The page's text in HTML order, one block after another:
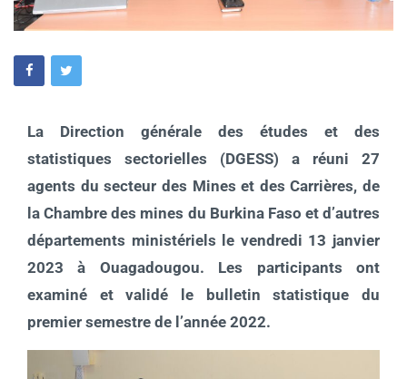
La Direction générale des études et des
statistiques sectorielles (DGESS) a réuni 27
agents du secteur des Mines et des Carrières, de
la Chambre des mines du Burkina Faso et d’autres
départements ministériels le vendredi 13 janvier
2023 à Ouagadougou. Les participants ont
examiné et validé le bulletin statistique du
premier semestre de l’année 2022.